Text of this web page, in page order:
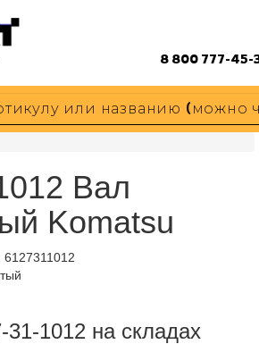
8 800 777-45-
Вал
Komatsu
1012 на складах